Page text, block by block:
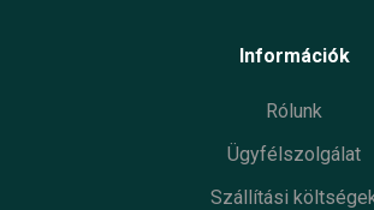
Információk
Rólunk
Ügyfélszolgálat
Szállítási